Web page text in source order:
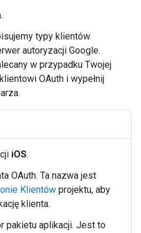
.
typy klientów
autoryzacji Google.
w przypadku Twojej
OAuth i wypełnij
iOS.
OAuth. Ta nazwa jest
Klientów projektu, aby
klienta.
pakietu aplikacji. Jest to